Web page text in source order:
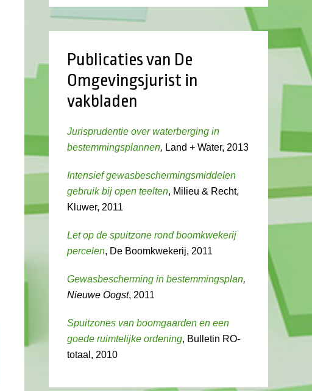
Publicaties van De
Omgevingsjurist in
vakbladen
Jurisprudentie over waterberging in
bestemmingsplannen, Land + Water, 2013
Intensief gewasbeschermingsmiddelen
gebruik bij open teelten, Milieu & Recht,
Kluwer, 2011
Let op de spuitzone rond boomkwekerij
percelen, De Boomkwekerij, 2011
Gewasbescherming in bestemmingsplan,
Nieuwe Oogst, 2011
Spuitzones van boomgaarden en een
goede ruimtelijke ordening, Bulletin RO-
totaal, 2010